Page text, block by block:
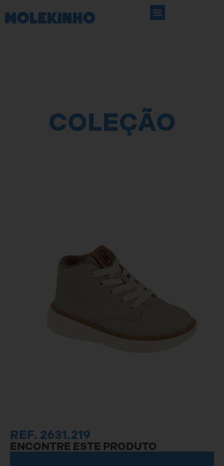
COLEÇÃO
REF. 2631.219
ENCONTRE ESTE PRODUTO